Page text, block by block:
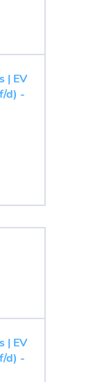
| EV
d) -
| EV
d) -